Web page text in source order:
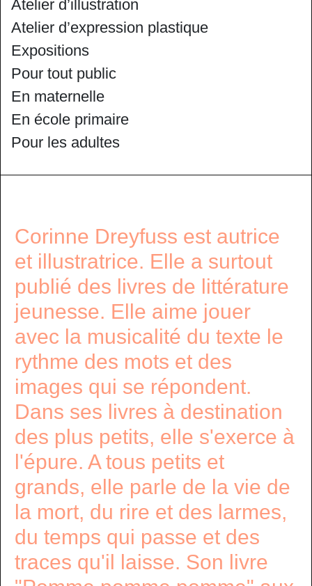
Atelier d’illustration
Atelier d’expression plastique
Expositions
Pour tout public
En maternelle
En école primaire
Pour les adultes
Corinne Dreyfuss est autrice
et illustratrice. Elle a surtout
publié des livres de littérature
jeunesse. Elle aime jouer
avec la musicalité du texte le
rythme des mots et des
images qui se répondent.
Dans ses livres à destination
des plus petits, elle s'exerce à
l'épure. A tous petits et
grands, elle parle de la vie de
la mort, du rire et des larmes,
du temps qui passe et des
traces qu'il laisse. Son livre